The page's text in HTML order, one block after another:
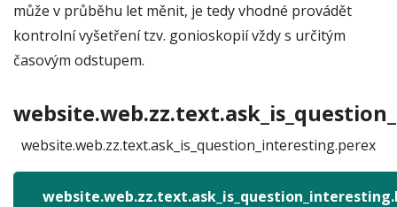
může v průběhu let měnit, je tedy vhodné provádět
kontrolní vyšetření tzv. gonioskopií vždy s určitým
časovým odstupem.
website.web.zz.text.ask_is_question_interesting.perex